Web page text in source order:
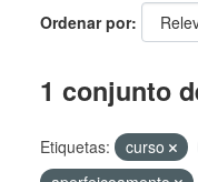
Ordenar por
1 conjunto
Etiquetas: curso